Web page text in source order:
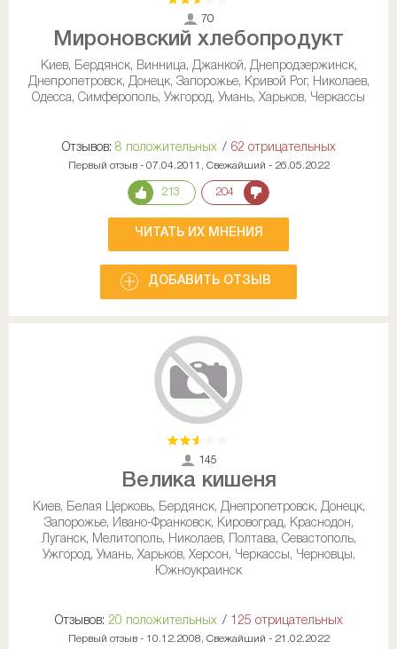
70
Мироновский хлебопродукт
Киев, Бердянск, Винница, Джанкой, Днепродзержинск,
Днепропетровск, Донецк, Запорожье, Кривой Рог, Николаев,
Одесса, Симферополь, Ужгород, Умань, Харьков, Черкассы
Отзывов: 8 положительных / 62 отрицательных
Первый отзыв - 07.04.2011, Свежайший - 26.05.2022
213 204
ЧИТАТЬ ИХ МНЕНИЯ
ДОБАВИТЬ ОТЗЫВ
145
Велика кишеня
Киев, Белая Церковь, Бердянск, Днепропетровск, Донецк,
Запорожье, Ивано-Франковск, Кировоград, Краснодон,
Луганск, Мелитополь, Николаев, Полтава, Севастополь,
Ужгород, Умань, Харьков, Херсон, Черкассы, Черновцы,
Южноукраинск
Отзывов: 20 положительных / 125 отрицательных
Первый отзыв - 10.12.2008, Свежайший - 21.02.2022